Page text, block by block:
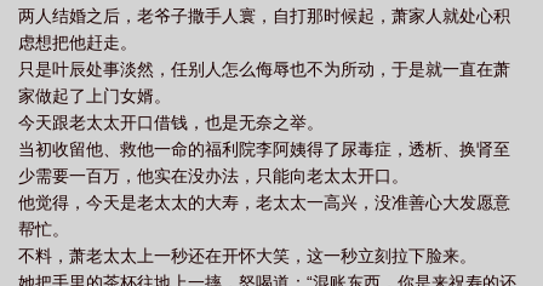
两人结婚之后，老爷子撒手人寰，自打那时候起，萧家人就处心积
虑想把他赶走。
只是叶辰处事淡然，任别人怎么侮辱也不为所动，于是就一直在萧
家做起了上门女婿。
今天跟老太太开口借钱，也是无奈之举。
当初收留他、救他一命的福利院李阿姨得了尿毒症，透析、换肾至
少需要一百万，他实在没办法，只能向老太太开口。
他觉得，今天是老太太的大寿，老太太一高兴，没准善心大发愿意
帮忙。
不料，萧老太太上一秒还在开怀大笑，这一秒立刻拉下脸来。